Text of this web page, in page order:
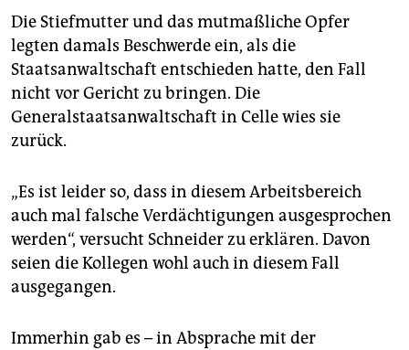
Die Stiefmutter und das mutmaßliche Opfer
legten damals Beschwerde ein, als die
Staatsanwaltschaft entschieden hatte, den Fall
nicht vor Gericht zu bringen. Die
Generalstaatsanwaltschaft in Celle wies sie
zurück.
„Es ist leider so, dass in diesem Arbeitsbereich
auch mal falsche Verdächtigungen ausgesprochen
werden“, versucht Schneider zu erklären. Davon
seien die Kollegen wohl auch in diesem Fall
ausgegangen.
Immerhin gab es – in Absprache mit der